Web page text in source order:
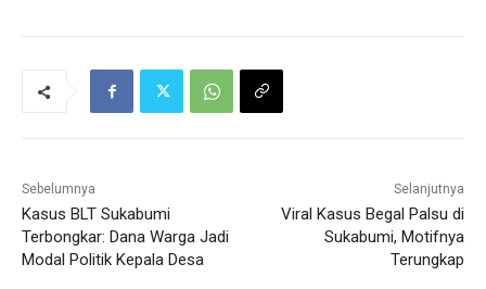
Sebelumnya
Kasus BLT Sukabumi
Terbongkar: Dana Warga Jadi
Modal Politik Kepala Desa
Selanjutnya
Viral Kasus Begal Palsu di
Sukabumi, Motifnya
Terungkap